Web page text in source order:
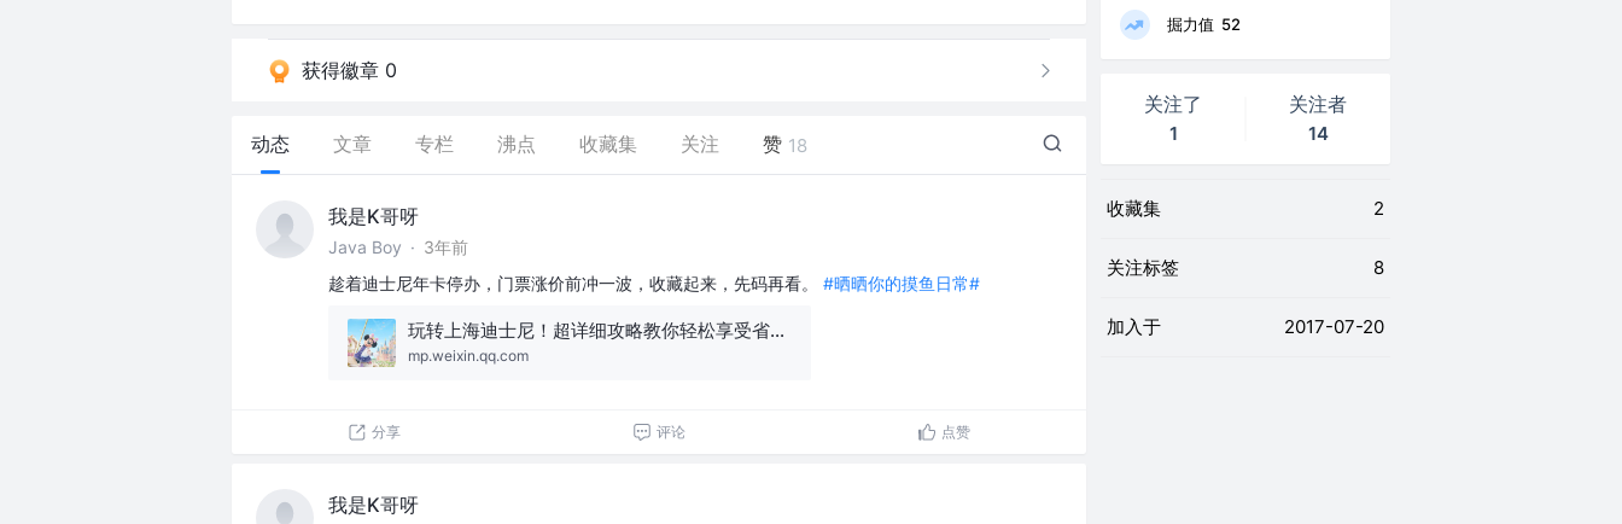
获得徽章 0
动态 文章 专栏 沸点 收藏集 关注 赞 18
我是K哥呀
Java Boy · 3年前
趁着迪士尼年卡停办，门票涨价前冲一波，收藏起来，先码再看。 #晒晒你的摸鱼日常#
玩转上海迪士尼！超详细攻略教你轻松享受省时省力畅玩体验
mp.weixin.qq.com
分享 评论 点赞
我是K哥呀
掘力值 52
关注了
1
关注者
14
收藏集 2
关注标签 8
加入于 2017-07-20